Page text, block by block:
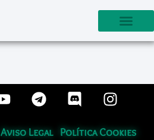
Aviso Legal Política Cookies